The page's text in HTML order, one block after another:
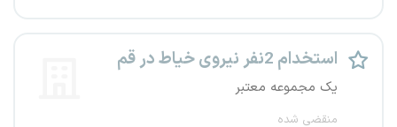
استخدام 2نفر نیروی خیاط در قم
یک مجموعه معتبر
منقضی شده